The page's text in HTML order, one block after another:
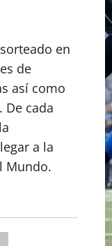
en
de
así como
De cada
a la
Mundo.